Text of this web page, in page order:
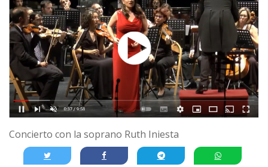
Concierto con la soprano Ruth Iniesta